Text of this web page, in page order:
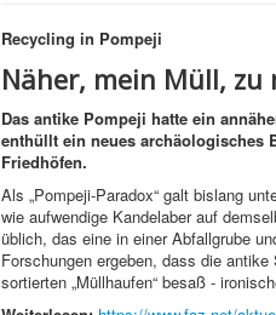
Recycling in Pompeji
Näher, mein Müll, zu
Das antike Pompeji hatte ein
enthüllt ein neues archäologisches
Friedhöfen.
Als „Pompeji-Paradox“ galt bislang
wie aufwendige Kandelaber auf
üblich, das eine in einer Abfallgrube
Forschungen ergeben, dass die
sortierten „Müllhaufen“ besaß -